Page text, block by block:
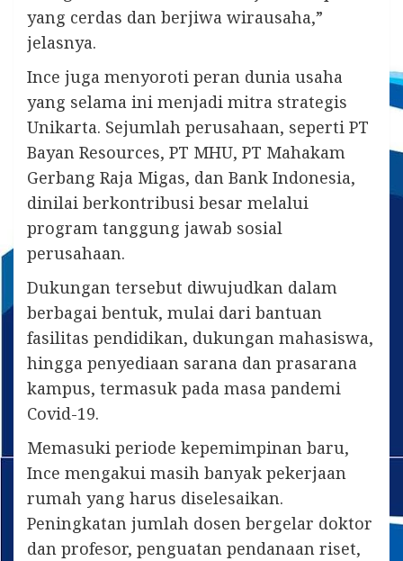
yang cerdas dan berjiwa wirausaha,”
jelasnya.
Ince juga menyoroti peran dunia usaha
yang selama ini menjadi mitra strategis
Unikarta. Sejumlah perusahaan, seperti PT
Bayan Resources, PT MHU, PT Mahakam
Gerbang Raja Migas, dan Bank Indonesia,
dinilai berkontribusi besar melalui
program tanggung jawab sosial
perusahaan.
Dukungan tersebut diwujudkan dalam
berbagai bentuk, mulai dari bantuan
fasilitas pendidikan, dukungan mahasiswa,
hingga penyediaan sarana dan prasarana
kampus, termasuk pada masa pandemi
Covid-19.
Memasuki periode kepemimpinan baru,
Ince mengakui masih banyak pekerjaan
rumah yang harus diselesaikan.
Peningkatan jumlah dosen bergelar doktor
dan profesor, penguatan pendanaan riset,